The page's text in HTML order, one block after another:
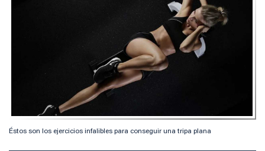
Éstos son los ejercicios infalibles para conseguir una tripa plana